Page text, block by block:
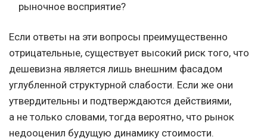
рыночное восприятие?
Если ответы на эти вопросы преимущественно
отрицательные, существует высокий риск того, что
дешевизна является лишь внешним фасадом
углубленной структурной слабости. Если же они
утвердительны и подтверждаются действиями,
а не только словами, тогда вероятно, что рынок
недооценил будущую динамику стоимости.